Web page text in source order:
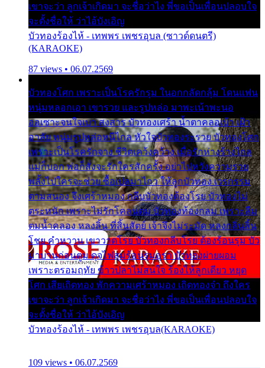
เขาจะว่า ลูกเจ้าเกิดมา จะชื่อว่าไง พี่ขอเป็นเพื่อนปลอบใจ
จะตั้งชื่อให้ ว่าไอ้บังเอิญ
บัวทองร้องไห้ - เทพพร เพชรอุบล (ซาวด์ดนตรี)
(KARAOKE)
87 views • 06.07.2569
บัวทองโศก เพราะเป็นโรครักรุม ในอกกลัดกลุ้ม โดนแฟน
หนุ่มหลอกเอา เขารวย และรูปหล่อ มาพะเน้าพะนอ
ออเซาะจนใจเบา สงสาร บัวทองเศร้า น้ำตาคลอเบ้า เฝ้า
อาลัย หนุ่มรูปหล่อหนีไกล หัวใจบัวทองระรวย บัวทองโศก
เพราะเป็นโรครักจาง ชีวิตเคว้งคว้าง เมื่อรักห่างร้างไกล
แม่ก็บอก พ่อก็สั่งจะรักใครสักครั้ง อย่าไปหวังความรวย
พลั้งไปใครจะช่วย ซื้อเปลมาไกว ให้ลูกบัวทอง เวรกรรม
ตามสนอง จึงเศร้าหมอง กลีบบัวทองต้องโรย บัวทองไม่
ตระหนัก เพราะไม่รักโคลนตม บัวทองท้องกลม เพราะลืม
ตมน้ำคลอง หลงลิ้น ที่สิ้นสัตย์ เจ้าจึงไม่ระมัด หลงกลิ่นลิ้น
โชย คำหวาน เขาวาดโรย บัวทองกลีบโรย ต้องร้อนรุม บัว
มาบานก่อนตูม ดุจไฟสุมร้อนรุมอุรา บัวทองผ่ายผอม
เพราะตรอมฤทัย ข้าวปลาไม่สนใจ ร้องไห้ลูกเดียว หยุด
โศก เสียเถิดทอง พักความเศร้าหมอง เถิดทองจ๋า ถึงใคร
เขาจะว่า ลูกเจ้าเกิดมา จะชื่อว่าไง พี่ขอเป็นเพื่อนปลอบใจ
จะตั้งชื่อให้ ว่าไอ้บังเอิญ
บัวทองร้องไห้ - เทพพร เพชรอุบล(KARAOKE)
109 views • 06.07.2569